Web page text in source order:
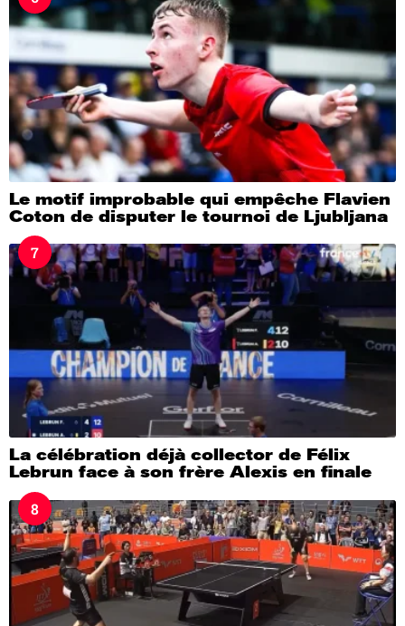
Le motif improbable qui empêche Flavien
Coton de disputer le tournoi de Ljubljana
7
La célébration déjà collector de Félix
Lebrun face à son frère Alexis en finale
8